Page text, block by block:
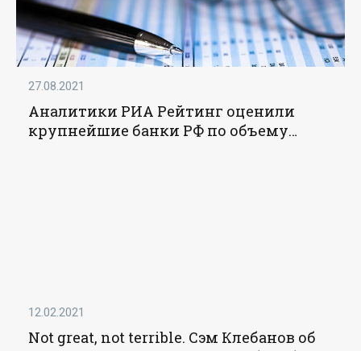
27.08.2021
Аналитики РИА Рейтинг оценили
крупнейшие банки РФ по объему
12.02.2021
Not great, not terrible. Сэм Клебанов об